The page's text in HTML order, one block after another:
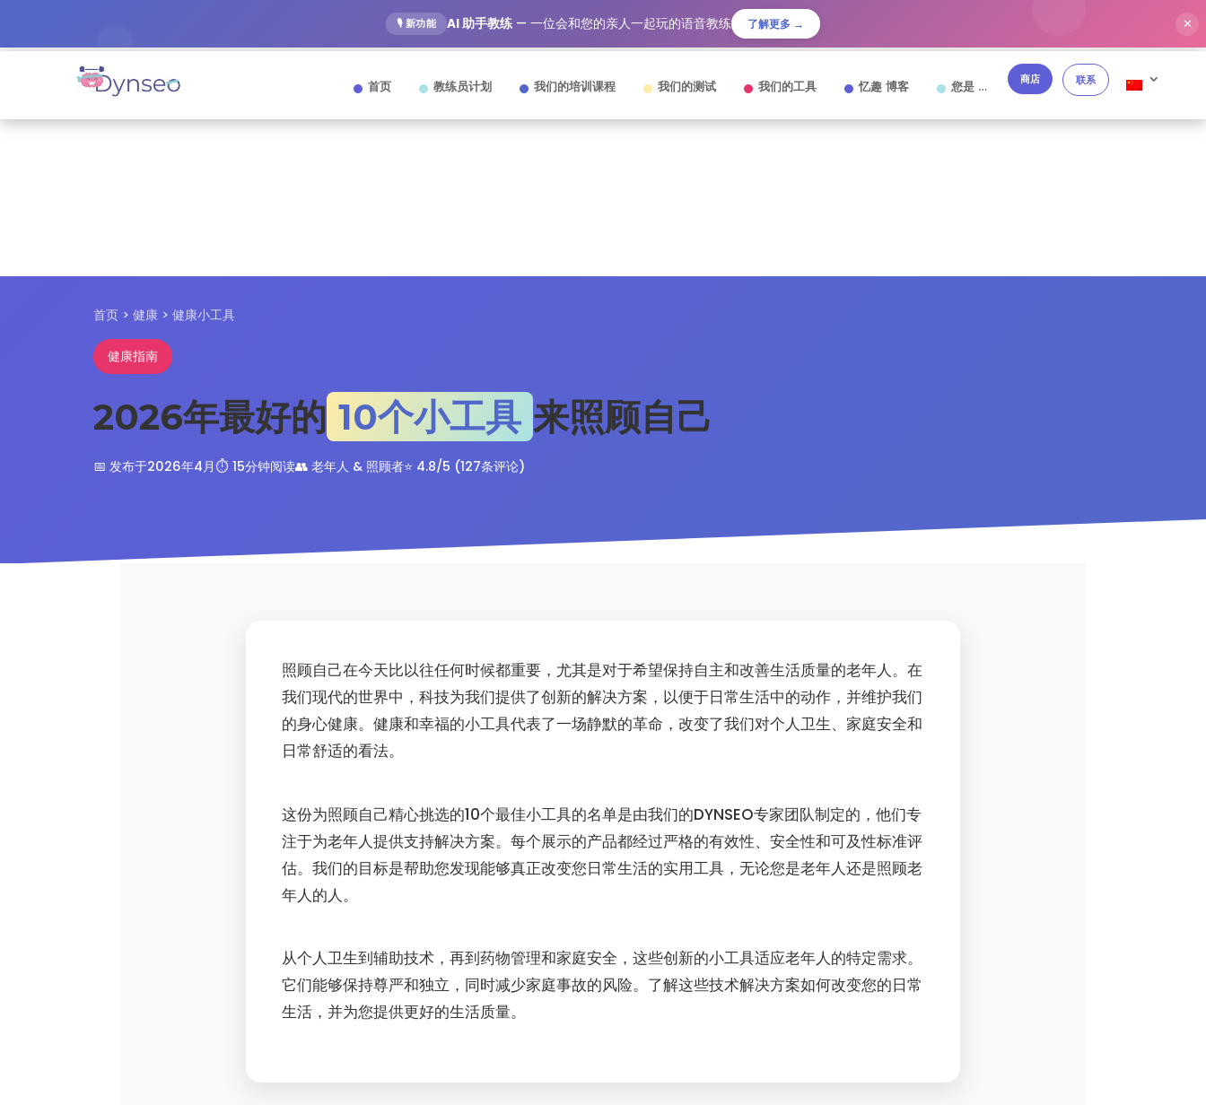
🎙️ 新功能 AI 助手教练 — 一位会和您的亲人一起玩的语音教练 了解更多 → ✕
首页 教练员计划 我们的培训课程 我们的测试 我们的工具 忆趣 博客 您是 … 商店 联系
首页 > 健康 > 健康小工具
健康指南
2026年最好的 10个小工具 来照顾自己
📅 发布于2026年4月 ⏱️ 15分钟阅读👥 老年人 & 照顾者⭐ 4.8/5 (127条评论)
照顾自己在今天比以往任何时候都重要，尤其是对于希望保持自主和改善生活质量的老年人。在
我们现代的世界中，科技为我们提供了创新的解决方案，以便于日常生活中的动作，并维护我们
的身心健康。健康和幸福的小工具代表了一场静默的革命，改变了我们对个人卫生、家庭安全和
日常舒适的看法。
这份为照顾自己精心挑选的10个最佳小工具的名单是由我们的DYNSEO专家团队制定的，他们专
注于为老年人提供支持解决方案。每个展示的产品都经过严格的有效性、安全性和可及性标准评
估。我们的目标是帮助您发现能够真正改变您日常生活的实用工具，无论您是老年人还是照顾老
年人的人。
从个人卫生到辅助技术，再到药物管理和家庭安全，这些创新的小工具适应老年人的特定需求。
它们能够保持尊严和独立，同时减少家庭事故的风险。了解这些技术解决方案如何改变您的日常
生活，并为您提供更好的生活质量。